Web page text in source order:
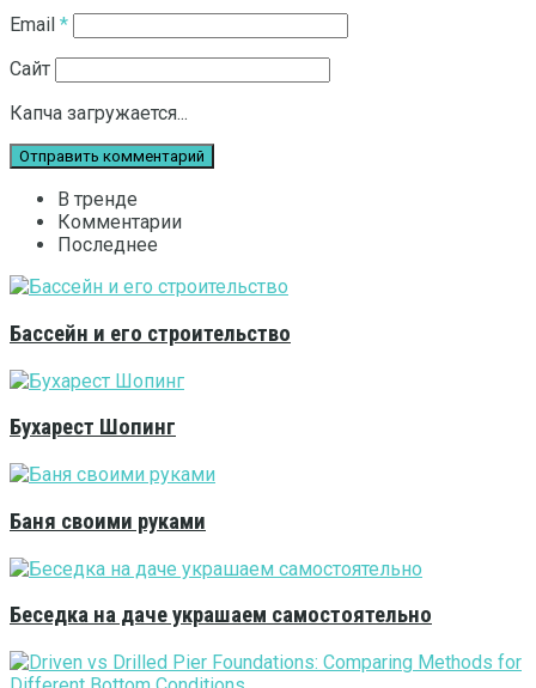
Email *
Сайт
Капча загружается...
В тренде
Комментарии
Последнее
Бассейн и его строительство
Бухарест Шопинг
Баня своими руками
Беседка на даче украшаем самостоятельно